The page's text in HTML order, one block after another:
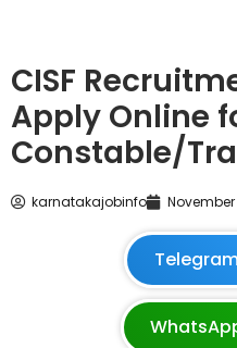
CISF
Apply Online
Constable/
karnatakajobinfo November